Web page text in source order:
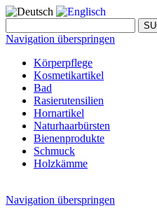
Navigation überspringen
Körperpflege
Kosmetikartikel
Bad
Rasierutensilien
Hornartikel
Naturhaarbürsten
Bienenprodukte
Schmuck
Holzkämme
Navigation überspringen